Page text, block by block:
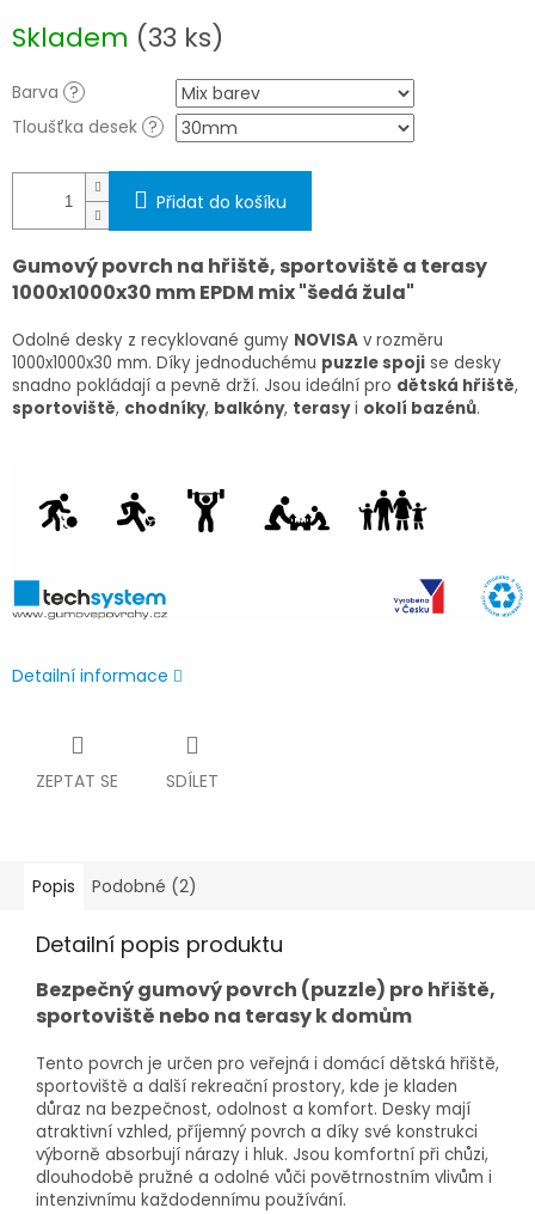
cena:
Skladem (33 ks)
Barva ?
Tloušťka desek ?
Přidat do košíku
Gumový povrch na hřiště, sportoviště a terasy
1000x1000x30 mm EPDM mix "šedá žula"
Odolné desky z recyklované gumy NOVISA v rozměru
1000x1000x30 mm. Díky jednoduchému puzzle spoji se desky
snadno pokládají a pevně drží. Jsou ideální pro dětská hřiště,
sportoviště, chodníky, balkóny, terasyi okolí bazénů.
Detailní informace
ZEPTAT SE SDÍLET
Popis Podobné (2)
Detailní popis produktu
Bezpečný gumový povrch (puzzle) pro hřiště,
sportoviště nebo na terasy k domům
Tento povrch je určen pro veřejná i domácí dětská hřiště,
sportoviště a další rekreační prostory, kde je kladen
důraz na bezpečnost, odolnost a komfort. Desky mají
atraktivní vzhled, příjemný povrch a díky své konstrukci
výborně absorbují nárazy i hluk. Jsou komfortní při chůzi,
dlouhodobě pružné a odolné vůči povětrnostním vlivům i
intenzivnímu každodennímu používání.